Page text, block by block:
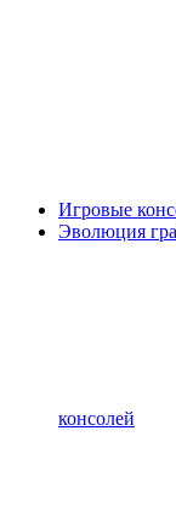
Игровые
Эволюция
консолей